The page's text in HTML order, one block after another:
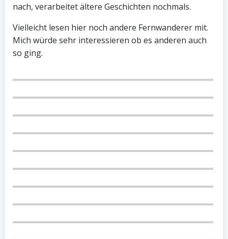
nach, verarbeitet ältere Geschichten nochmals.
Vielleicht lesen hier noch andere Fernwanderer mit.
Mich würde sehr interessieren ob es anderen auch
so ging.